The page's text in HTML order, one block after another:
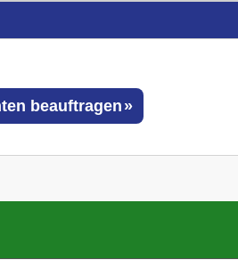
beauftragen